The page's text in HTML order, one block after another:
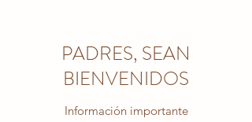
PADRES, SEAN
BIENVENIDOS
Información importante